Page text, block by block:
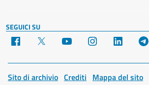
SEGUICI SU
Facebook YouTube Instagram LinkedIn
Sito di archivio Crediti Mappa del sito